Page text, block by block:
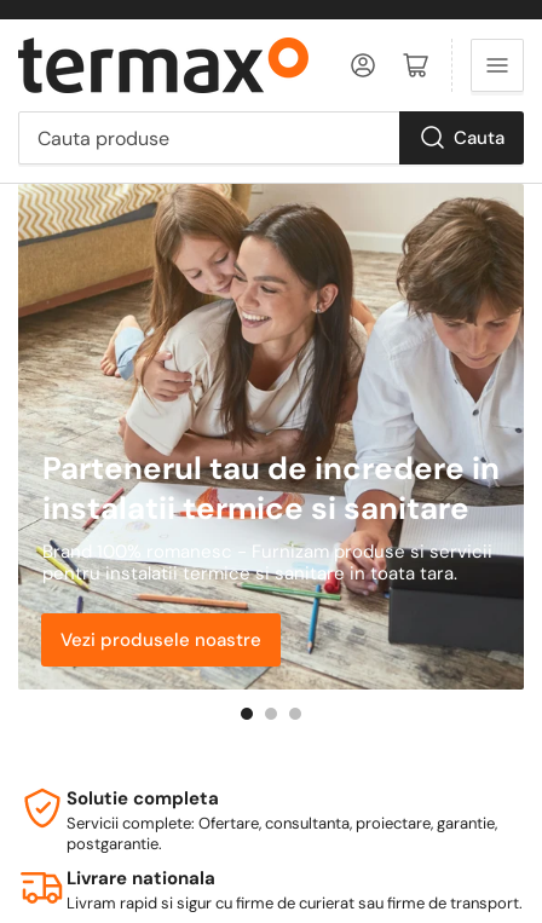
produse
Cauta
Logheaza-te Deschide cos
Partenerul tau de incredere in
instalatii termice si sanitare
Brand 100% romanesc - Furnizam produse si servicii
pentru instalatii termice si sanitare in toata tara.
Vezi produsele noastreDescopera produsulDescopera produsul
Solutie completa
Servicii complete: Ofertare, consultanta, proiectare, garantie,
postgarantie.
Livrare nationala
Livram rapid si sigur cu firme de curierat sau firme de transport.